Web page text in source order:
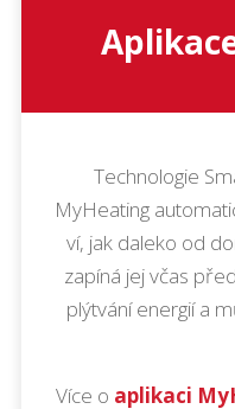
Technologie
MyHeating
ví, jak daleko od
zapíná jej včas
plýtvání energií a
Více o aplikaci